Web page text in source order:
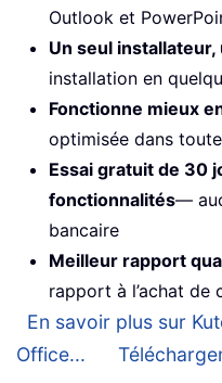
Outlook et
Un seul
installation en
Fonctionne mieux
optimisée dans
Essai gratuit de 30
fonctionnalités—
bancaire
Meilleur rapport
rapport à l’achat de
En savoir plus sur
Office...